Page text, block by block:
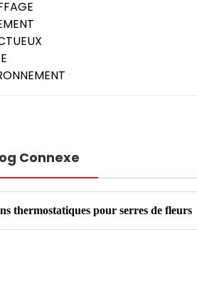
Connexe
thermostatiques pour serres de fleurs